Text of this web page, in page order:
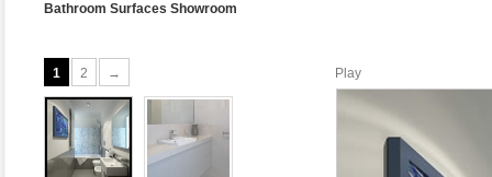
Bathroom Surfaces Showroom
Play
1 2 →